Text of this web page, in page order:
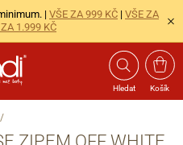
| VŠE ZA 999 KČ | VŠE ZA
1.999 KČ
Hledat Košík
/